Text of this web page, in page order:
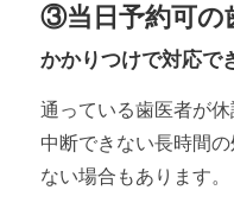
③当日予約可の
かかりつけで対応で
通っている歯医者が
中断できない長時間
ない場合もあります。